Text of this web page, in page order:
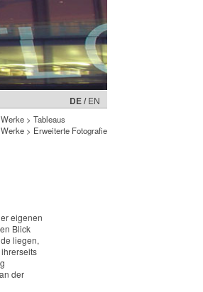
DE / EN
Werke > Tableaus
Werke > Erweiterte Fotografie
eigenen
Blick
liegen,
der